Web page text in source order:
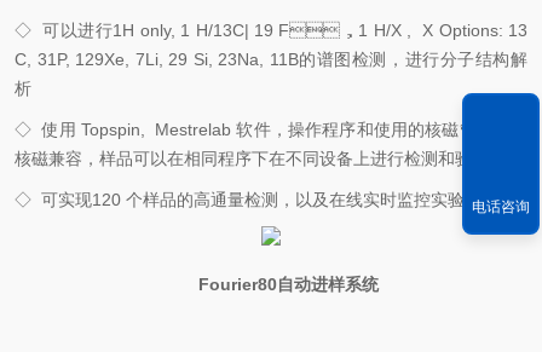
◇ 可以进行1 H only, 1 H/13C| 19 F， 1 H/X , X Options: 13
C, 31P, 129Xe, 7Li, 29 Si, 23Na, 11B的谱图检测，进行分子结构解
析
◇ 使用 Topspin, Mestrelab软件，操作程序和使用的核磁管与高场
核磁兼容，样品可以在相同程序下在不同设备上进行检测和验证
◇ 可实现120 个样品的高通量检测，以及在线实时监控实验。
Fourier80自动进样系统
电话咨询